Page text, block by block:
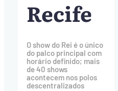
Recife
O show do Rei é o único
do palco principal com
horário definido; mais
de 40 shows
acontecem nos polos
descentralizados